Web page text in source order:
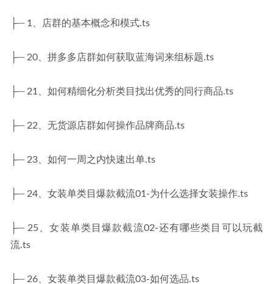
├─ 1、店群的基本概念和模式.ts
├─ 20、拼多多店群如何获取蓝海词来组标题.ts
├─ 21、如何精细化分析类目找出优秀的同行商品.ts
├─ 22、无货源店群如何操作品牌商品.ts
├─ 23、如何一周之内快速出单.ts
├─ 24、女装单类目爆款截流01-为什么选择女装操作.ts
├─ 25、女装单类目爆款截流02-还有哪些类目可以玩截
流.ts
├─ 26、女装单类目爆款截流03-如何选品.ts